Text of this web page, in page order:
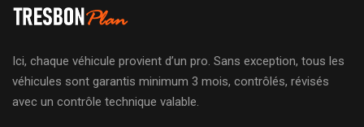
Ici, chaque véhicule provient d’un pro. Sans exception, tous les
véhicules sont garantis minimum 3 mois, contrôlés, révisés
avec un contrôle technique valable.